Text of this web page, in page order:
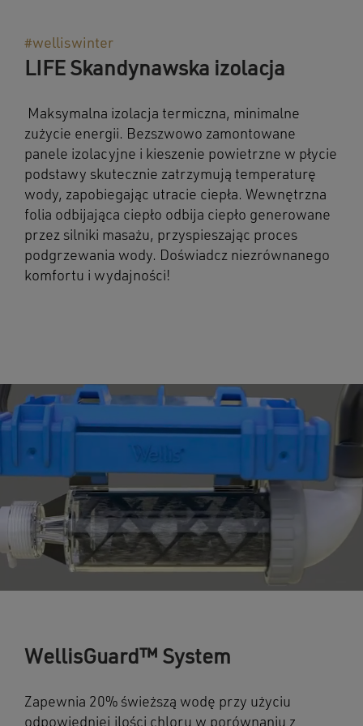
#welliswinter
LIFE Skandynawska izolacja
Maksymalna izolacja termiczna, minimalne
zużycie energii. Bezszwowo zamontowane
panele izolacyjne i kieszenie powietrzne w płycie
podstawy skutecznie zatrzymują temperaturę
wody, zapobiegając utracie ciepła. Wewnętrzna
folia odbijająca ciepło odbija ciepło generowane
przez silniki masażu, przyspieszając proces
podgrzewania wody. Doświadcz niezrównanego
komfortu i wydajności!
WellisGuard™ System
Zapewnia 20% świeższą wodę przy użyciu
odpowiedniej ilości chloru w porównaniu z